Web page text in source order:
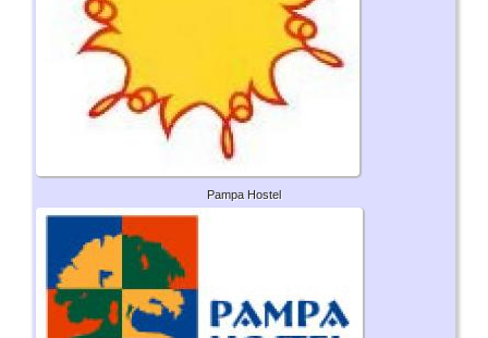
Pampa Hostel